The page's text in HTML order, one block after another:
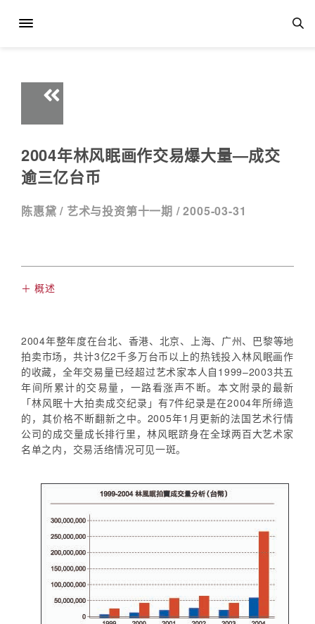
2004年林风眠画作交易爆大量—成交
逾三亿台币
陈惠黛 / 艺术与投资第十一期 /2005-03-31
＋ 概述
2004年整年度在台北、香港、北京、上海、广州、巴黎等地
拍卖市场，共计3亿2千多万台币以上的热钱投入林风眠画作
的收藏，全年交易量已经超过艺术家本人自1999–2003共五
年间所累计的交易量，一路看涨声不断。本文附录的最新
「林风眠十大拍卖成交纪录」有7件纪录是在2004年所缔造
的，其价格不断翻新之中。2005年1月更新的法国艺术行情
公司的成交量成长排行里，林风眠跻身在全球两百大艺术家
名单之内，交易活络情况可见一斑。